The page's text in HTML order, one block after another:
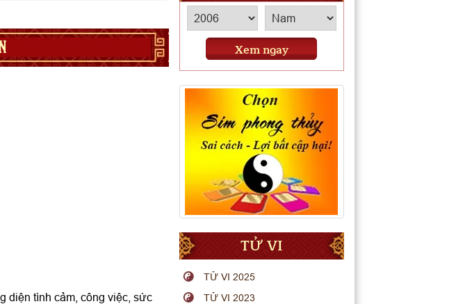
tình cảm, công việc, sức
Xem ngay
TỬ VI
TỬ VI 2025
TỬ VI 2023